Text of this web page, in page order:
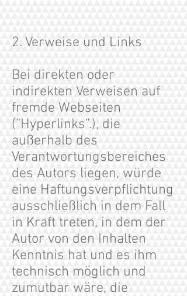
2. Verweise und Links
Bei direkten oder
indirekten Verweisen auf
fremde Webseiten
(”Hyperlinks”.), die
außerhalb des
Verantwortungsbereiches
des Autors liegen, würde
eine Haftungsverpflichtung
ausschließlich in dem Fall
in Kraft treten, in dem der
Autor von den Inhalten
Kenntnis hat und es ihm
technisch möglich und
zumutbar wäre, die